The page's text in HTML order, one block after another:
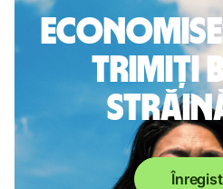
trimiți